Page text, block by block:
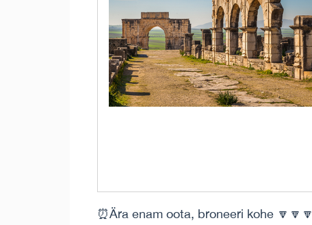
⏰Ära enam oota, broneeri kohe 🔽🔽🔽